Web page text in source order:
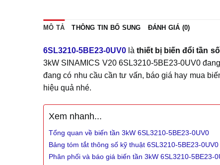
MÔ TẢ THÔNG TIN BỔ SUNG ĐÁNH GIÁ (0)
6SL3210-5BE23-0UV0 làthiết bị biến đổi tần
3kW SINAMICS V20 6SL3210-5BE23-0UV0
đang có nhu cầu cần tư vấn, báo giá hay mua
hiệu quả nhé.
Xem nhanh...
Tổng quan về biến tần 3kW 6SL3210-5BE23-0UV0
Bảng tóm tắt thông số kỹ thuật 6SL3210-5BE23-0UV0
Phân phối và báo giá biến tần 3kW 6SL3210-5BE23-